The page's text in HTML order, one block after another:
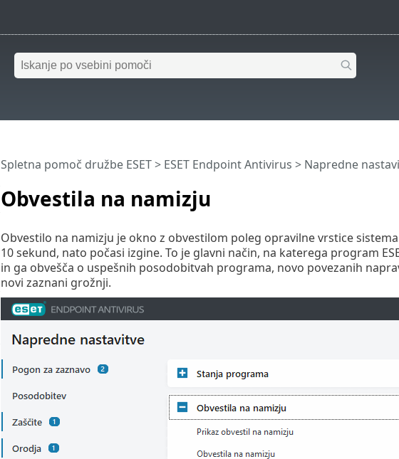
Obvestila na namizju
Spletna pomoč družbe ESET> ESET Endpoint Antivirus > Napredne
Obvestilo na namizju je okno z obvestilom poleg opravilne vrstice
10 sekund, nato počasi izgine. To je glavni način, na katerega program
in ga obvešča o uspešnih posodobitvah programa, novo povezanih
novi zaznani grožnji.